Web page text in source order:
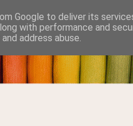
Google to deliver its
with performance and
address abuse.